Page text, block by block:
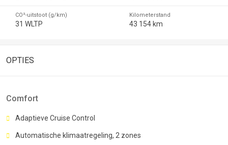
CO²-uitstoot (g/km)
31 WLTP
Kilometerstand
43 154 km
OPTIES
Comfort
Adaptieve Cruise Control
Automatische klimaatregeling, 2 zones